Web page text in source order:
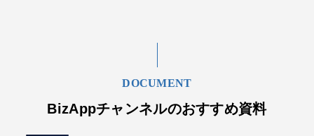
DOCUMENT
BizAppチャンネルのおすすめ資料